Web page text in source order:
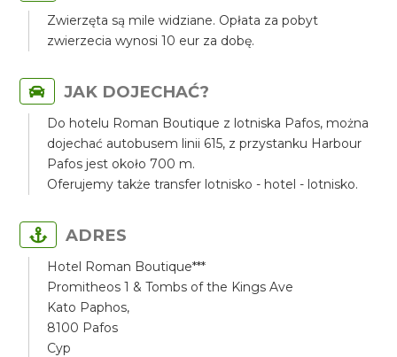
Zwierzęta są mile widziane. Opłata za pobyt
zwierzecia wynosi 10 eur za dobę.
JAK DOJECHAĆ?
Do hotelu Roman Boutique z lotniska Pafos, można
dojechać autobusem linii 615, z przystanku Harbour
Pafos jest około 700 m.
Oferujemy także transfer lotnisko - hotel - lotnisko.
ADRES
Hotel Roman Boutique***
Promitheos 1 & Tombs of the Kings Ave
Kato Paphos,
8100 Pafos
Cyp